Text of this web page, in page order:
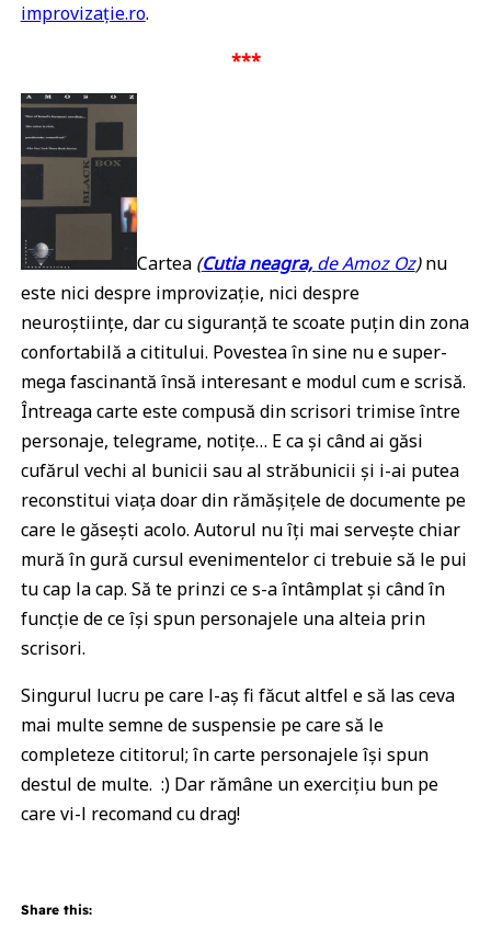
improvizație.ro.
***
Cartea (Cutia neagra, de Amoz Oz)nu
este nici despre improvizație, nici despre
neuroștiințe, dar cu siguranță te scoate puțin din zona
confortabilă a cititului. Povestea în sine nu e super-
mega fascinantă însă interesant e modul cum e scrisă.
Întreaga carte este compusă din scrisori trimise între
personaje, telegrame, notițe… E ca și când ai găsi
cufărul vechi al bunicii sau al străbunicii și i-ai putea
reconstitui viața doar din rămășițele de documente pe
care le găsești acolo. Autorul nu îți mai servește chiar
mură în gură cursul evenimentelor ci trebuie să le pui
tu cap la cap. Să te prinzi ce s-a întâmplat și când în
funcție de ce își spun personajele una alteia prin
scrisori.
Singurul lucru pe care l-aș fi făcut altfel e să las ceva
mai multe semne de suspensie pe care să le
completeze cititorul; în carte personajele își spun
destul de multe. :) Dar rămâne un exercițiu bun pe
care vi-l recomand cu drag!
Share this: